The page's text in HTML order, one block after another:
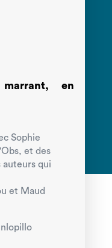
en
Sophie
et des
auteurs qui
et Maud